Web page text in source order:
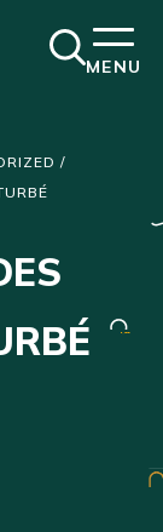
Ouvrir
la
MENU
/